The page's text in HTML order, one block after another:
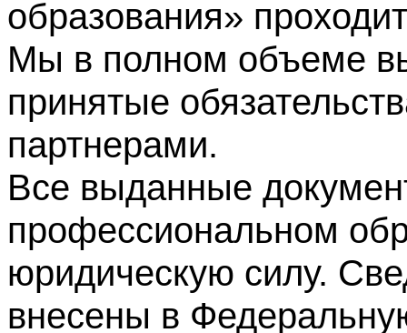
образования»
Мы в полном объеме
принятые
партнерами.
Все выданные
профессиональном
юридическую силу.
внесены в